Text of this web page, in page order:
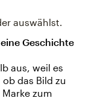
auswählst.
Geschichte
aus, weil es
das Bild zu
zum